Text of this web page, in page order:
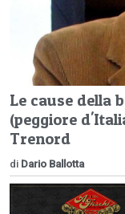
Le cause della
(peggiore
Trenord
di Dario Ballotta